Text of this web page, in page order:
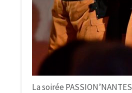
La soirée PASSION’NANTES